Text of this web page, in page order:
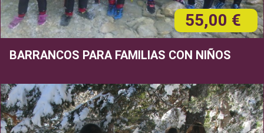
55,00 €
BARRANCOS PARA FAMILIAS CON NIÑOS